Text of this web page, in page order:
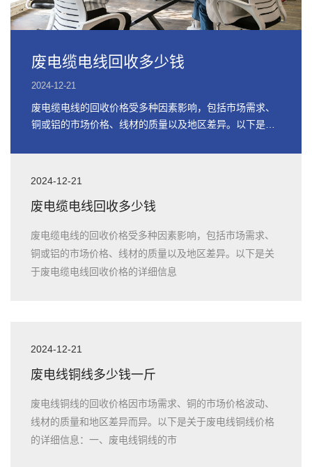
废电缆电线回收多少钱
2024-12-21
废电缆电线的回收价格受多种因素影响，包括市场需求、
铜或铝的市场价格、线材的质量以及地区差异。以下是关
2024-12-21
废电缆电线回收多少钱
废电缆电线的回收价格受多种因素影响，包括市场需求、
铜或铝的市场价格、线材的质量以及地区差异。以下是关
于废电缆电线回收价格的详细信息
2024-12-21
废电线铜线多少钱一斤
废电线铜线的回收价格因市场需求、铜的市场价格波动、
线材的质量和地区差异而异。以下是关于废电线铜线价格
的详细信息：一、废电线铜线的市